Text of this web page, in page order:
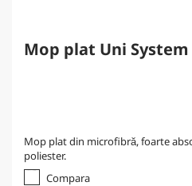
Mop plat Uni
Mop plat din microfibră, foarte
poliester.
Compara